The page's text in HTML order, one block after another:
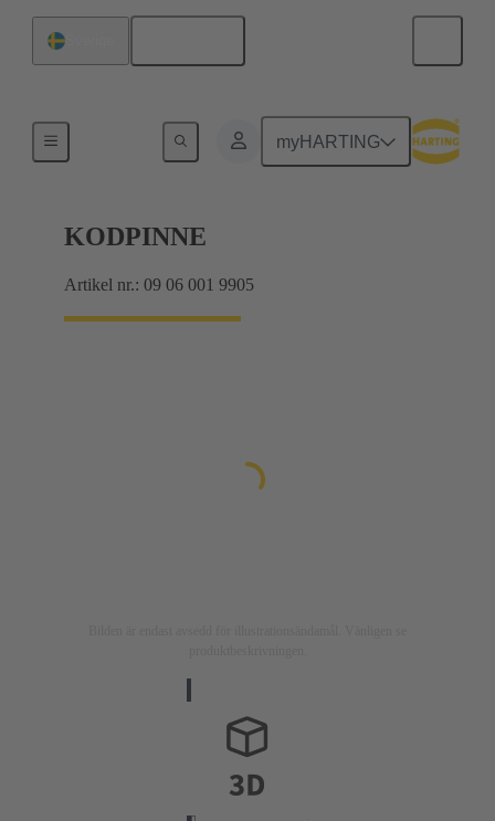
myHARTING
Förbindning moderkort till dotterkort
KODPINNE
Artikel nr.: 09 06 001 9905